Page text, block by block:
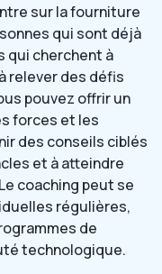
sur la fourniture
qui sont déjà
qui cherchent à
relever des défis
pouvez offrir un
forces et les
des conseils ciblés
et à atteindre
coaching peut se
régulières,
de
technologique.